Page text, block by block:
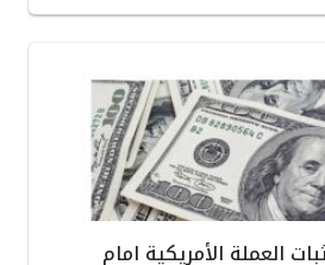
العملة الأمريكية امام